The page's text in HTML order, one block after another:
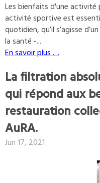
Les bienfaits d'une activité
activité sportive est
quotidien, qu’il s’agisse
la santé -...
En savoir plus …
La filtration
qui répond aux
restauration
AuRA.
Jun 17, 2021